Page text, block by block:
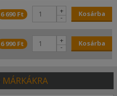
6 690 Ft -
+ Kosárba
6 990 Ft -
+ Kosárba
MÁRKÁKRA